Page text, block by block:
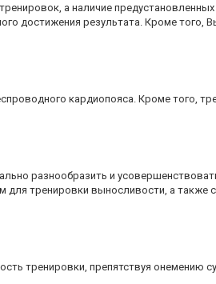
а наличие
достижения результата. Кроме того,
кардиопояса. Кроме того,
разнообразить и
для тренировки выносливости, а также
тренировки, препятствуя онемению